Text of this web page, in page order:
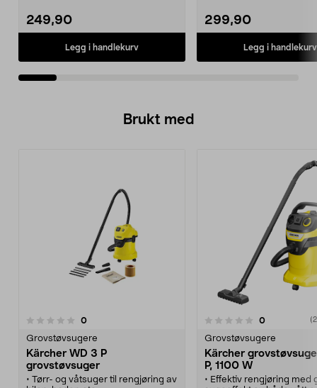
249,90
Legg i handlekurv
299,90
Legg i handlekurv
Brukt med
0anmeldelser
Grovstøvsugere
Kärcher WD 3 P
grovstøvsuger
• Tørr- og våtsuger til rengjøring av
0.0 av 5 stjerner 0anmeldelser
Grovstøvsugere
Kärcher
P, 1100 W
• Effektiv rengjøring med
0.0 av 5 stjerner